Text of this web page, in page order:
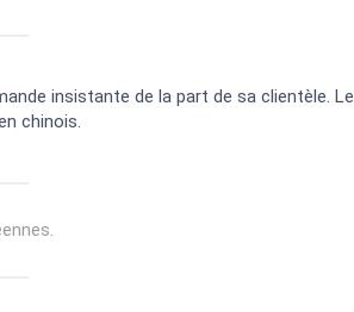
insistante de la part de sa clientèle. Le
chinois.